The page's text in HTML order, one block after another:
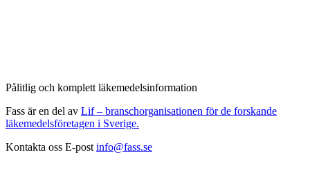
Pålitlig och komplett läkemedelsinformation
Fass är en del av Lif – branschorganisationen för de forskande
läkemedelsföretagen i Sverige.
Kontakta oss E-post info@fass.se